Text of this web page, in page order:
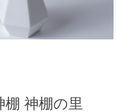
棚 神棚の里